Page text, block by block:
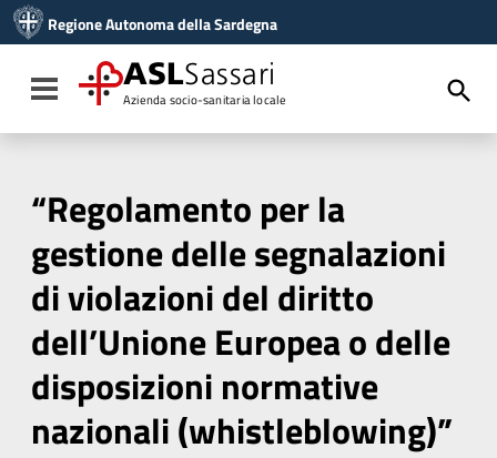
Vai al menu di navigazione
Vai al footer
Regione Autonoma della Sardegna
Toggle navigation
ASLSassari
Azienda socio-sanitaria locale
“Regolamento per la
gestione delle segnalazioni
di violazioni del diritto
dell’Unione Europea o delle
disposizioni normative
nazionali (whistleblowing)”